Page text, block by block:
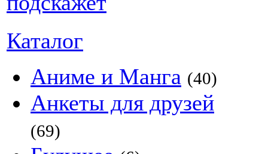
Каталог
Аниме и Манга (40)
Анкеты для друзей
(69)